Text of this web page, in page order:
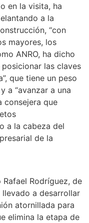
en la visita, ha
a la
“con
mayores, los
ANRO, ha dicho
las claves
que tiene un peso
a “avanzar a una
consejera que
a la cabeza del
de la
Rafael Rodríguez, de
a desarrollar
atornillada para
elimina la etapa de